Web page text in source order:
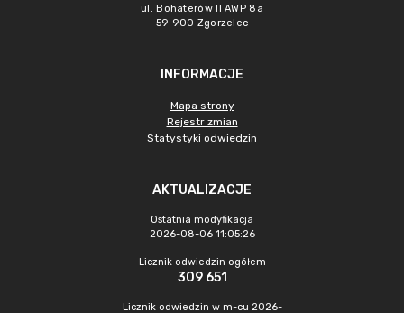
ul. Bohaterów II AWP 8a
59-900 Zgorzelec
INFORMACJE
Mapa strony
Rejestr zmian
Statystyki odwiedzin
AKTUALIZACJE
Ostatnia modyfikacja
2026-08-06 11:05:26
Licznik odwiedzin ogółem
309 651
Licznik odwiedzin w m-cu 2026-